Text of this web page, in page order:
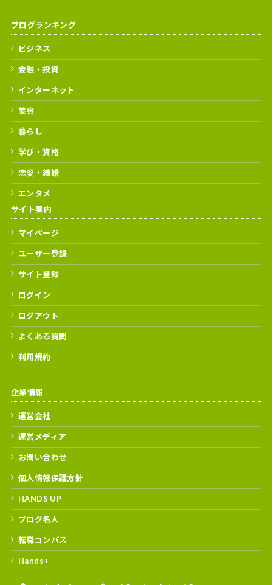
ブログランキング
ビジネス
金融・投資
インターネット
美容
暮らし
学び・資格
恋愛・結婚
エンタメ
サイト案内
マイページ
ユーザー登録
サイト登録
ログイン
ログアウト
よくある質問
利用規約
企業情報
運営会社
運営メディア
お問い合わせ
個人情報保護方針
HANDS UP
ブログ名人
転職コンパス
Hands+